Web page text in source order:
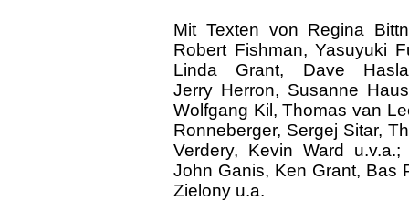
Mit Texten von Regina
Robert Fishman, Yasuyuki
Linda Grant, Dave
Jerry Herron, Susanne
Wolfgang Kil, Thomas van
Ronneberger, Sergej Sitar,
Verdery, Kevin Ward
John Ganis, Ken Grant, Bas
Zielony u.a.